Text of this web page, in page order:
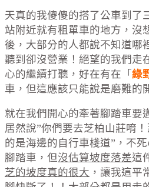
天真的我傻傻的搭了公車到了
站附近就有租單車的地方，沒
後，大部分的人都說不知道哪
聽到卻沒營業！絕望的我們走
心的繼續打聽，好在有在「綠
車，但這應該只能說是磨難的
就在我們開心的牽著腳踏車要
居然說”你們要去芝柏山莊唷
的是海邊的自行車棧道”，不
腳踏車，但沒估算坡度落差這
芝的坡度真的很大 ，讓我這平